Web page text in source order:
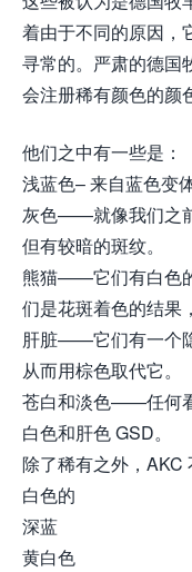
着由于不同的原因，
寻常的。严肃的德国
会注册稀有颜色的颜
他们之中有一些是：
浅蓝色– 来自蓝色变
灰色——就像我们之
但有较暗的斑纹。
熊猫——它们有白色
们是花斑着色的结果
肝脏——它们有一个
从而用棕色取代它。
苍白和淡色——任何
白色和肝色 GSD。
除了稀有之外，AKC
白色的
深蓝
黄白色